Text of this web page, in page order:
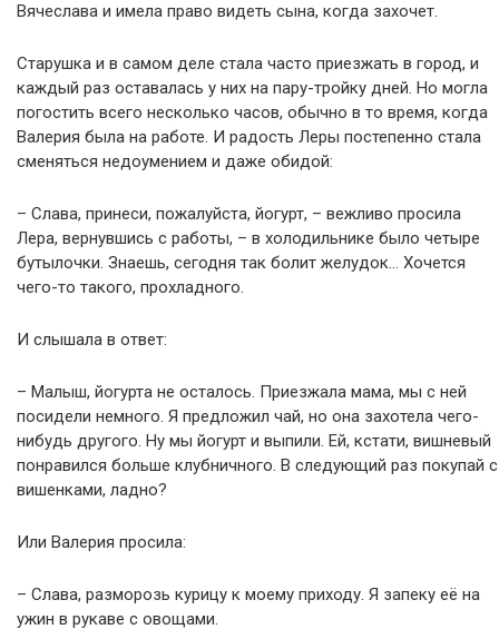
Вячеслава и имела право видеть сына, когда захочет.
Старушка и в самом деле стала часто приезжать в город, и
каждый раз оставалась у них на пару-тройку дней. Но могла
погостить всего несколько часов, обычно в то время, когда
Валерия была на работе. И радость Леры постепенно стала
сменяться недоумением и даже обидой:
– Слава, принеси, пожалуйста, йогурт, – вежливо просила
Лера, вернувшись с работы, – в холодильнике было четыре
бутылочки. Знаешь, сегодня так болит желудок… Хочется
чего-то такого, прохладного.
И слышала в ответ:
– Малыш, йогурта не осталось. Приезжала мама, мы с ней
посидели немного. Я предложил чай, но она захотела чего-
нибудь другого. Ну мы йогурт и выпили. Ей, кстати, вишневый
понравился больше клубничного. В следующий раз покупай с
вишенками, ладно?
Или Валерия просила:
– Слава, разморозь курицу к моему приходу. Я запеку её на
ужин в рукаве с овощами.